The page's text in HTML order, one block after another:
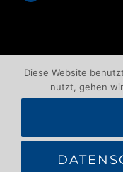
©2025
Diese Website
nutzt, gehen